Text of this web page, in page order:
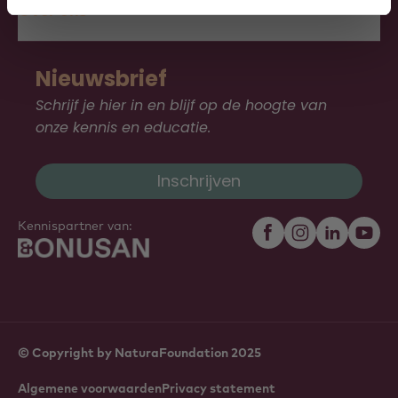
Over ons
Nieuwsbrief
Schrijf je hier in en blijf op de hoogte van
onze kennis en educatie.
Inschrijven
Kennispartner van:
© Copyright by NaturaFoundation 2025
Algemene voorwaardenPrivacy statement